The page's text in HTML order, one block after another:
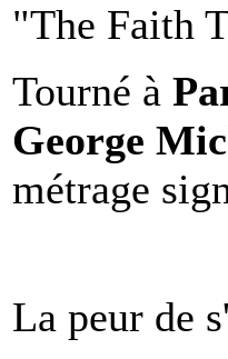
"The Faith
Tourné à
George
métrage
La peur de